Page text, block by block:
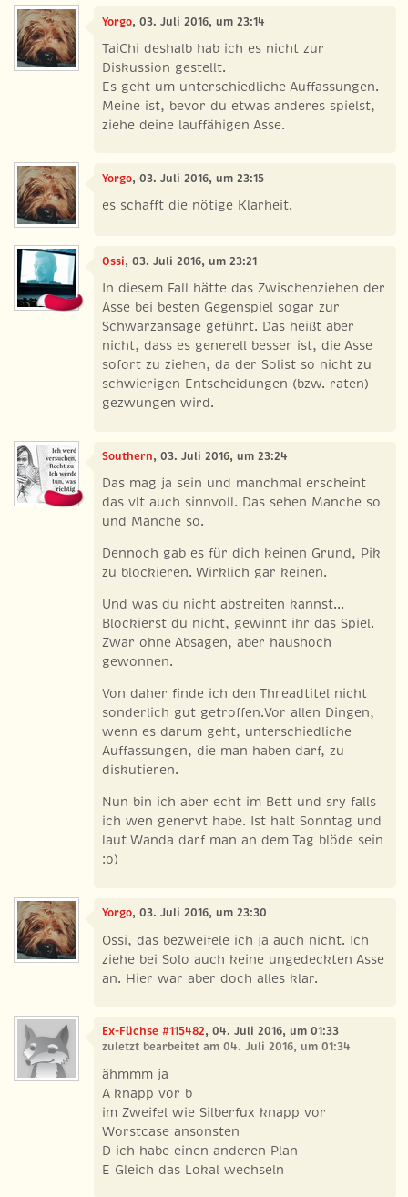
Yorgo, 03. Juli 2016, um 23:14
TaiChi deshalb hab ich es nicht zur
Diskussion gestellt.
Es geht um unterschiedliche Auffassungen.
Meine ist, bevor du etwas anderes spielst,
ziehe deine lauffähigen Asse.
Yorgo, 03. Juli 2016, um 23:15
es schafft die nötige Klarheit.
Ossi, 03. Juli 2016, um 23:21
In diesem Fall hätte das Zwischenziehen der
Asse bei besten Gegenspiel sogar zur
Schwarzansage geführt. Das heißt aber
nicht, dass es generell besser ist, die Asse
sofort zu ziehen, da der Solist so nicht zu
schwierigen Entscheidungen (bzw. raten)
gezwungen wird.
Southern, 03. Juli 2016, um 23:24
Das mag ja sein und manchmal erscheint
das vlt auch sinnvoll. Das sehen Manche so
und Manche so.
Dennoch gab es für dich keinen Grund, Pik
zu blockieren. Wirklich gar keinen.
Und was du nicht abstreiten kannst...
Blockierst du nicht, gewinnt ihr das Spiel.
Zwar ohne Absagen, aber haushoch
gewonnen.
Von daher finde ich den Threadtitel nicht
sonderlich gut getroffen.Vor allen Dingen,
wenn es darum geht, unterschiedliche
Auffassungen, die man haben darf, zu
diskutieren.
Nun bin ich aber echt im Bett und sry falls
ich wen genervt habe. Ist halt Sonntag und
laut Wanda darf man an dem Tag blöde sein
:o)
Yorgo, 03. Juli 2016, um 23:30
Ossi, das bezweifele ich ja auch nicht. Ich
ziehe bei Solo auch keine ungedeckten Asse
an. Hier war aber doch alles klar.
Ex-Füchse #115482, 04. Juli 2016, um 01:33
zuletzt bearbeitet am 04. Juli 2016, um 01:34
ähmmm ja
A knapp vor b
im Zweifel wie Silberfux knapp vor
Worstcase ansonsten
D ich habe einen anderen Plan
E Gleich das Lokal wechseln